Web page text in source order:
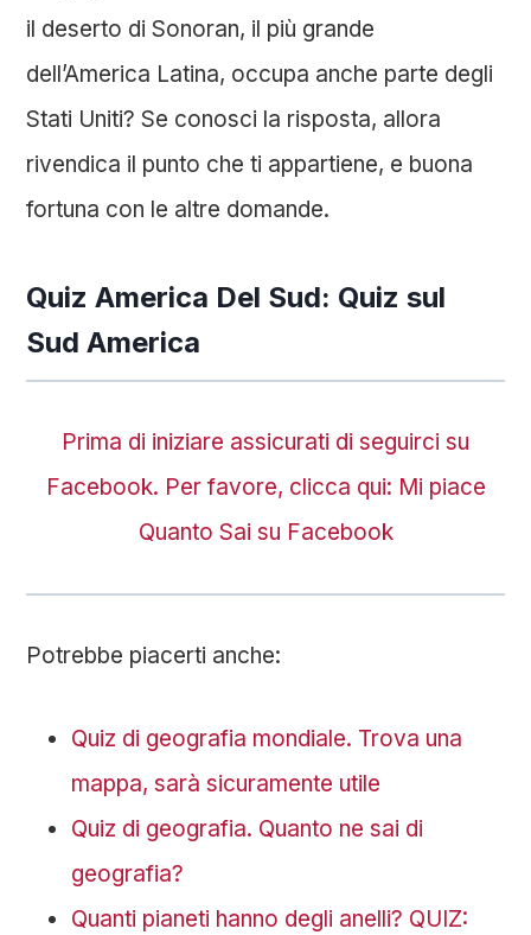
il deserto di Sonoran, il più grande
dell’America Latina, occupa anche parte degli
Stati Uniti? Se conosci la risposta, allora
rivendica il punto che ti appartiene, e buona
fortuna con le altre domande.
Quiz America Del Sud: Quiz sul
Sud America
Prima di iniziare assicurati di seguirci su
Facebook. Per favore, clicca qui: Mi piace
Quanto Sai su Facebook
Potrebbe piacerti anche:
Quiz di geografia mondiale. Trova una
mappa, sarà sicuramente utile
Quiz di geografia. Quanto ne sai di
geografia?
Quanti pianeti hanno degli anelli? QUIZ: